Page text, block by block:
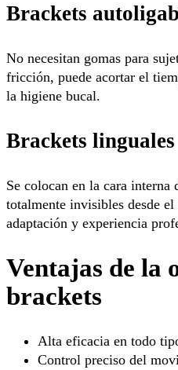
Brackets
No necesitan gomas para
fricción, puede acortar el
la higiene bucal.
Brackets linguales
Se colocan en la cara interna
totalmente invisibles desde
adaptación y experiencia
Ventajas de la
brackets
Alta eficacia en todo
Control preciso del